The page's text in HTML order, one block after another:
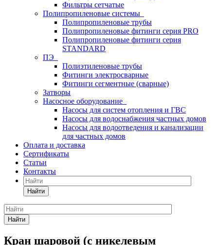
Фильтры сетчатые
Полипропиленовые системы
Полипропиленовые трубы
Полипропиленовые фитинги серия PRO
Полипропиленовые фитинги серия
STANDARD
ПЭ
Полиэтиленовые трубы
Фитинги электросварные
Фитинги сегментные (сварные)
Затворы
Насосное оборудование
Насосы для систем отопления и ГВС
Насосы для водоснабжения частных домов
Насосы для водоотведения и канализации
для частных домов
Оплата и доставка
Сертификаты
Статьи
Контакты
Найти
Найти
Кран шаровой (с никелевым